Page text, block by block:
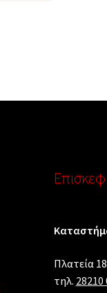
Πλατεία
τηλ. 28210